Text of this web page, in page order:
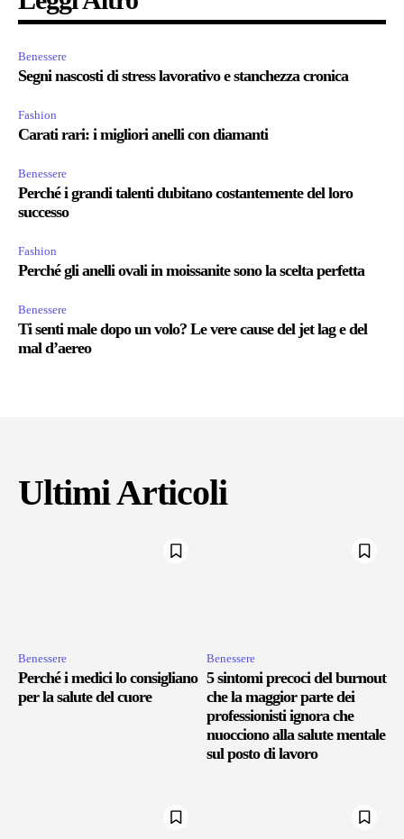
Benessere
Segni nascosti di stress lavorativo e stanchezza cronica
Fashion
Carati rari: i migliori anelli con diamanti
Benessere
Perché i grandi talenti dubitano costantemente del loro
successo
Fashion
Perché gli anelli ovali in moissanite sono la scelta perfetta
Benessere
Ti senti male dopo un volo? Le vere cause del jet lag e del
mal d’aereo
Ultimi Articoli
Benessere
Perché i medici lo consigliano
per la salute del cuore
Benessere
5 sintomi precoci del burnout
che la maggior parte dei
professionisti ignora che
nuocciono alla salute mentale
sul posto di lavoro